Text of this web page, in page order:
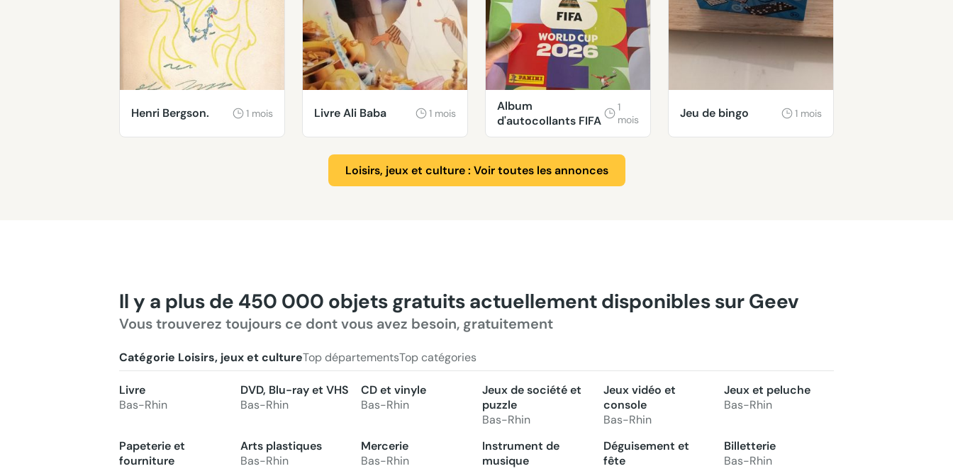
Henri Bergson. 1 mois Livre Ali Baba 1 mois
Album
d'autocollants FIFA
1
mois
Jeu de bingo 1 mois
Loisirs, jeux et culture : Voir toutes les annonces
Il y a plus de 450 000 objets gratuits actuellement disponibles sur Geev
Vous trouverez toujours ce dont vous avez besoin, gratuitement
Catégorie Loisirs, jeux et cultureTop départementsTop catégories
Livre
Bas-Rhin
DVD, Blu-ray et VHS
Bas-Rhin
CD et vinyle
Bas-Rhin
Jeux de société et
puzzle
Bas-Rhin
Jeux vidéo et
console
Bas-Rhin
Jeux et peluche
Bas-Rhin
Papeterie et
fourniture
Arts plastiques
Bas-Rhin
Mercerie
Bas-Rhin
Instrument de
musique
Déguisement et
fête
Billetterie
Bas-Rhin